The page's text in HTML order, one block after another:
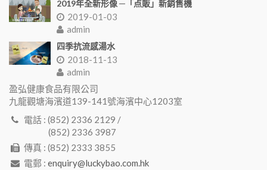
2019年全新形像 ─「点販」新銷售機
2019-01-03
admin
四季抗流感湯水
2018-11-13
admin
盈弘健康食品有限公司
九龍觀塘海濱道139-141號海濱中心1203室
電話 : (852) 2336 2129 /
(852) 2336 3987
傳真 : (852) 2333 3855
電郵 : enquiry@luckybao.com.hk